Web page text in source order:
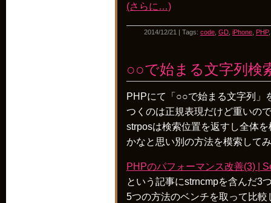
(さらに…)
2014/12/21 | Tags: code GD iPhone PHP
○○で始まる文字列検
PHPにて「○○で始まる文字列」
つくのは正規表現だけど重いの
strposは検索位置を返すし全体
かなと思い別の方法を模索して
PHPのパフォーマンス改善(3) |
という記事にstrncmpを含んだ3
5つの方法のベンチを取って比較